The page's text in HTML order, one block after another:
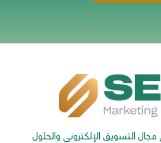
التسويق الإلكتروني والحلول